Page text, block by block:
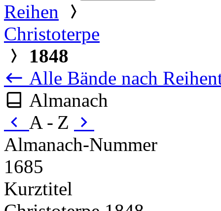
Reihen
Christoterpe
1848
Alle Bände nach
Almanach
A - Z
Almanach-Nummer
1685
Kurztitel